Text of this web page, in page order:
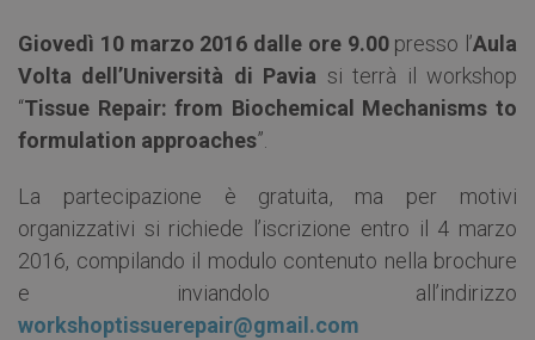
Giovedì 10 marzo 2016 dalle ore 9.00presso l’Aula
Volta dell’Università di Pavia si terrà il workshop
“Tissue Repair: from Biochemical Mechanisms to
formulation approaches”.
La partecipazione è gratuita, ma per motivi
organizzativi si richiede l’iscrizione entro il 4 marzo
2016, compilando il modulo contenuto nella brochure
e inviandolo all’indirizzo
workshoptissuerepair@gmail.com